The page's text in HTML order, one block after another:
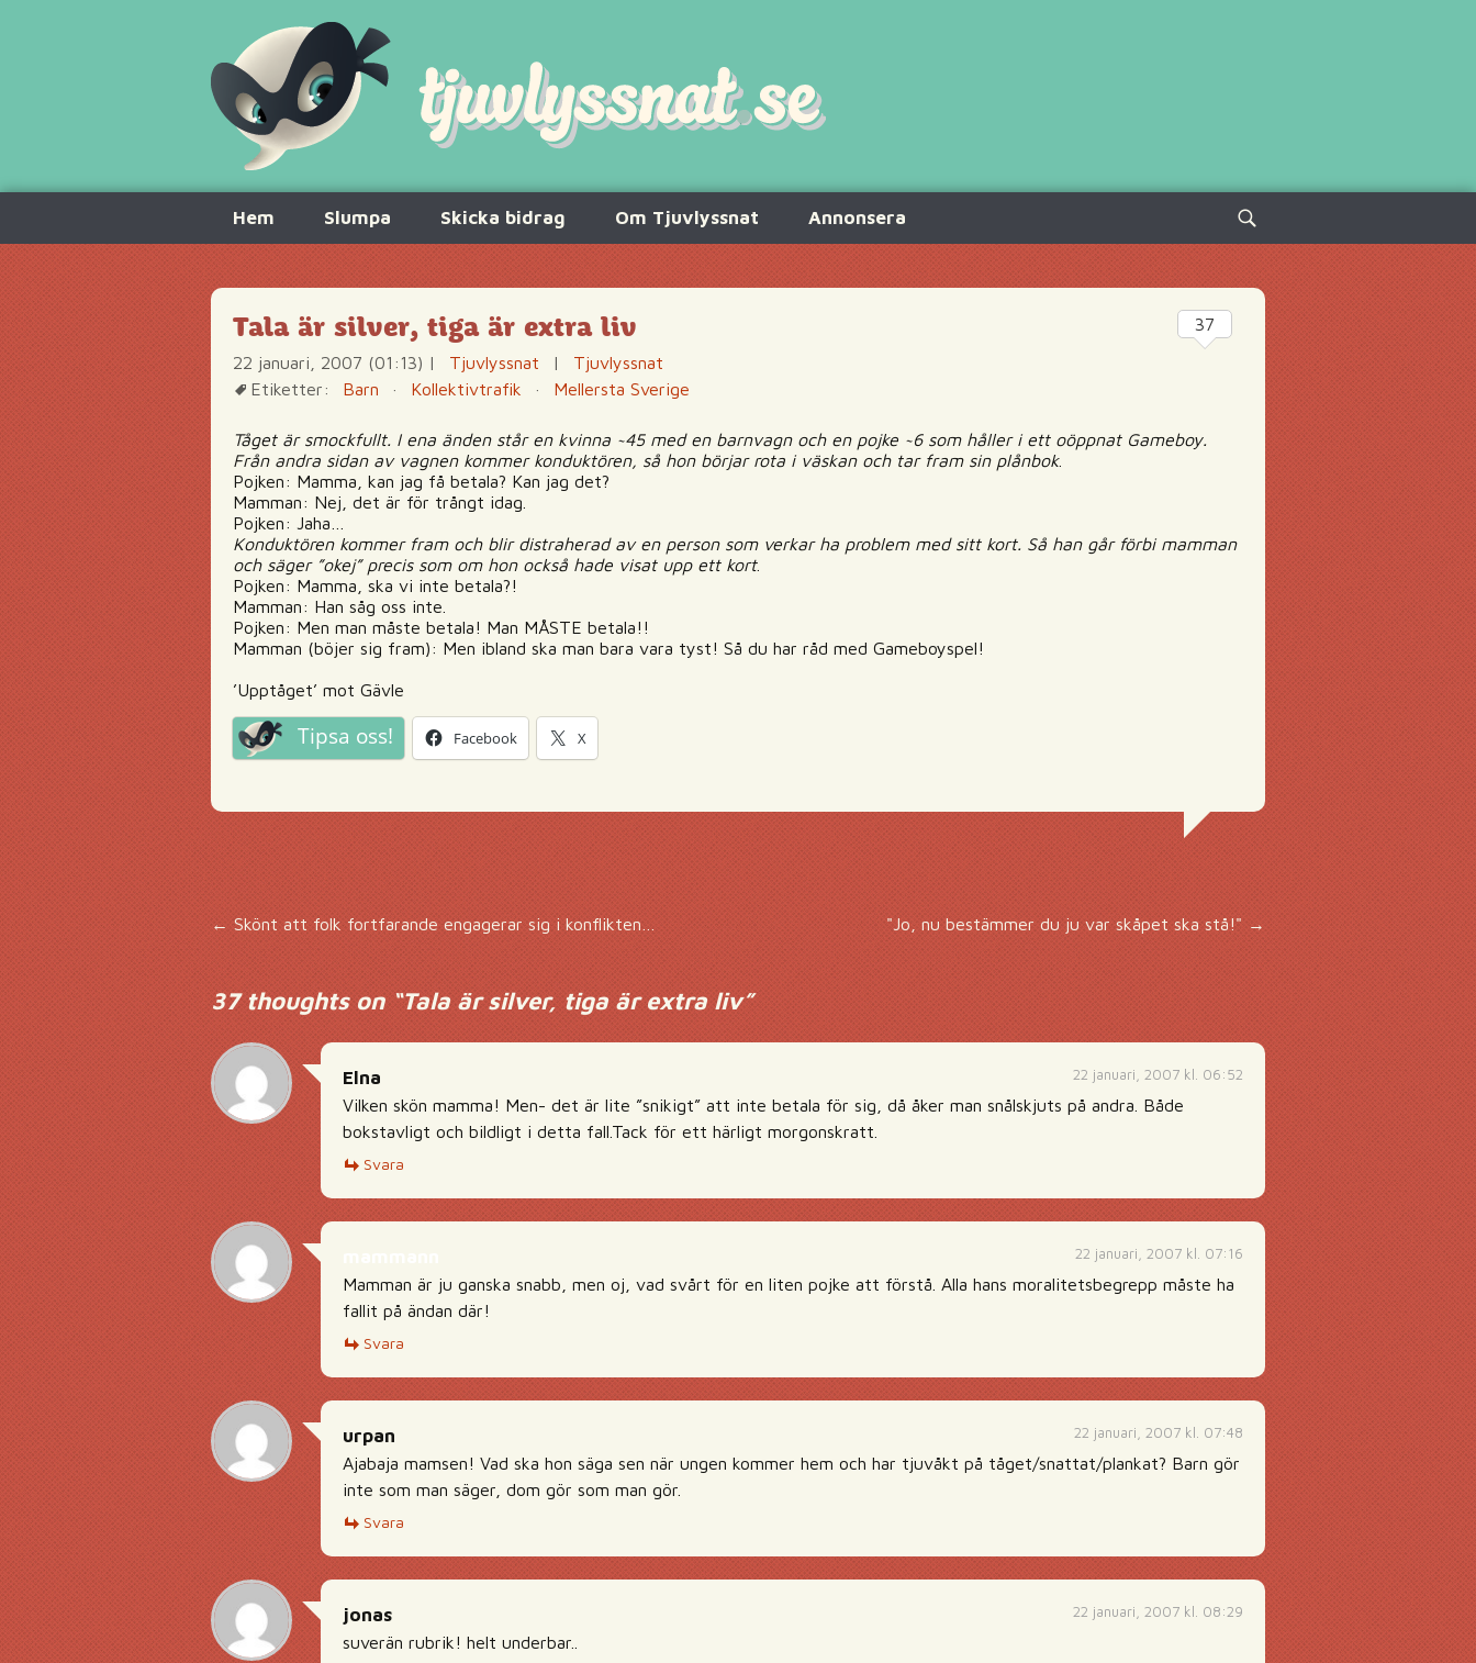
innehåll
Hem Slumpa Skicka bidrag Om Tjuvlyssnat Annonsera
Sök
efter:
Tala är silver, tiga är extra liv
22 januari, 2007 (01:13) | Tjuvlyssnat |
Tjuvlyssnat
Etiketter:
Barn · Kollektivtrafik · Mellersta Sverige
Tåget är smockfullt. I ena änden står en kvinna ~45 med en barnvagn och en pojke ~6 som håller i ett oöppnat Gameboy.
Från andra sidan av vagnen kommer konduktören, så hon börjar rota i väskan och tar fram sin plånbok.
Pojken: Mamma, kan jag få betala? Kan jag det?
Mamman: Nej, det är för trångt idag.
Pojken: Jaha…
Konduktören kommer fram och blir distraherad av en person som verkar ha problem med sitt kort. Så han går förbi mamman
och säger ”okej” precis som om hon också hade visat upp ett kort.
Pojken: Mamma, ska vi inte betala?!
Mamman: Han såg oss inte.
Pojken: Men man måste betala! Man MÅSTE betala!!
Mamman (böjer sig fram): Men ibland ska man bara vara tyst! Så du har råd med Gameboyspel!
’Upptåget’ mot Gävle
Tipsa oss! Facebook X
37
Inläggsnavigering
← Skönt att folk fortfarande engagerar sig i konflikten… "Jo, nu bestämmer du ju var skåpet ska stå!" →
37 thoughts on “Tala är silver, tiga är extra liv”
22 januari, 2007 kl. 06:52
Elna
Vilken skön mamma! Men- det är lite ”snikigt” att inte betala för sig, då åker man snålskjuts på andra. Både
bokstavligt och bildligt i detta fall.Tack för ett härligt morgonskratt.
Svara
22 januari, 2007 kl. 07:16
Mamman är ju ganska snabb, men oj, vad svårt för en liten pojke att förstå. Alla hans moralitetsbegrepp måste ha
fallit på ändan där!
Svara
22 januari, 2007 kl. 07:48
urpan
Ajabaja mamsen! Vad ska hon säga sen när ungen kommer hem och har tjuvåkt på tåget/snattat/plankat? Barn gör
inte som man säger, dom gör som man gör.
Svara
22 januari, 2007 kl. 08:29
jonas
suverän rubrik! helt underbar..